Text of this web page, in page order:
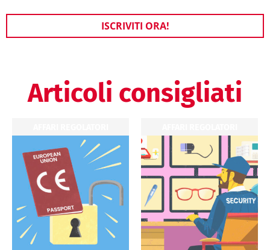
ISCRIVITI ORA!
Articoli consigliati